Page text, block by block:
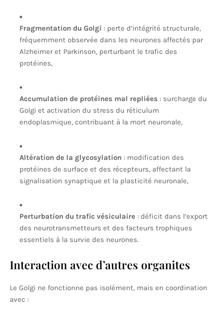
Fragmentation du Golgi : perte d’intégrité structurale,
fréquemment observée dans les neurones affectés par
Alzheimer et Parkinson, perturbant le trafic des
protéines,
Accumulation de protéines mal repliées : surcharge du
Golgi et activation du stress du réticulum
endoplasmique, contribuant à la mort neuronale,
Altération de la glycosylation : modification des
protéines de surface et des récepteurs, affectant la
signalisation synaptique et la plasticité neuronale,
Perturbation du trafic vésiculaire : déficit dans l’export
des neurotransmetteurs et des facteurs trophiques
essentiels à la survie des neurones.
Interaction avec d’autres organites
Le Golgi ne fonctionne pas isolément, mais en coordination
avec :